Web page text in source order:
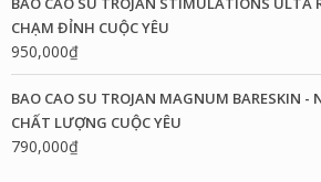
CHẠM ĐỈNH CUỘC YÊU
950,000₫
BAO CAO SU TROJAN MAGNUM BARESKIN -
CHẤT LƯỢNG CUỘC YÊU
790,000₫